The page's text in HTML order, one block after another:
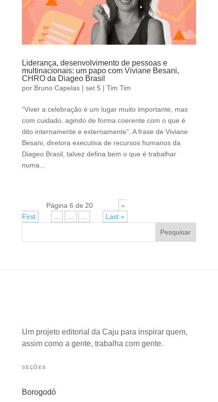
Liderança, desenvolvimento de pessoas e
multinacionais: um papo com Viviane Besani,
CHRO da Diageo Brasil
por Bruno Capelas| set 5 | Tim Tim
“Viver a celebração é um lugar muito importante, mas
com cuidado, agindo de forma coerente com o que é
dito internamente e externamente”. A frase de Viviane
Besani, diretora executiva de recursos humanos da
Diageo Brasil, talvez defina bem o que é trabalhar
numa...
Página 6 de 20
«
First
... ... ...
Last »
Pesquisar
Um projeto editorial da Caju para inspirar quem,
assim como a gente, trabalha com gente.
SEÇÕES
Borogodó